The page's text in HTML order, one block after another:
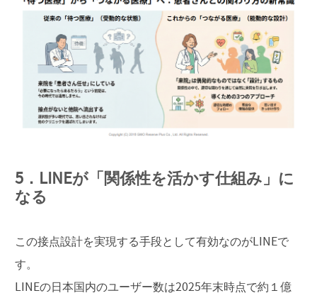
5．LINEが「関係性を活かす仕組み」に
なる
この接点設計を実現する手段として有効なのがLINEで
す。
LINEの日本国内のユーザー数は2025年末時点で約１億